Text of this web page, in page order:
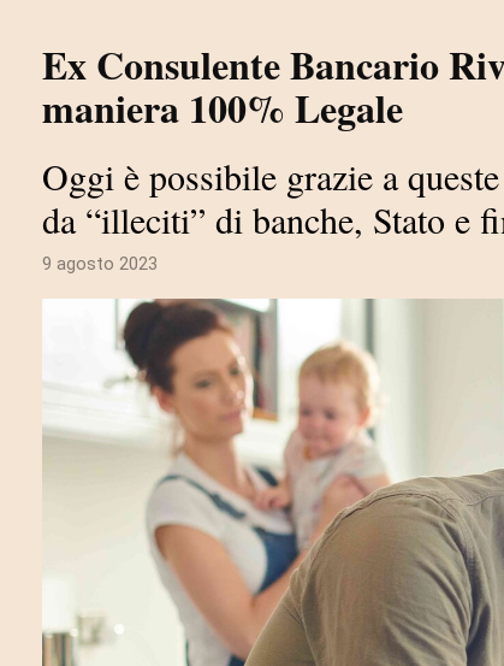
Ex Consulente Bancario
maniera 100% Legale
Oggi è possibile grazie a
da “illeciti” di banche, Stato e
9 agosto 2023